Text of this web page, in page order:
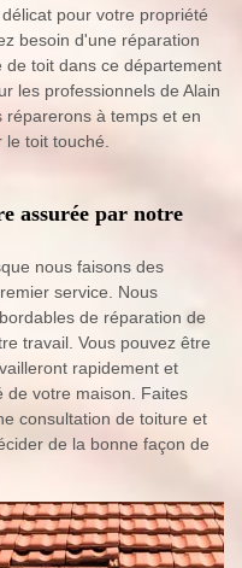
pour votre propriété
besoin d'une réparation
toit dans ce département
les professionnels de Alain
réparerons à temps et en
toit touché.
assurée par notre
nous faisons des
service. Nous
de réparation de
travail. Vous pouvez être
rapidement et
de votre maison. Faites
consultation de toiture et
de la bonne façon de